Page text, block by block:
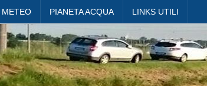
METEO PIANETA ACQUA LINKS UTILI